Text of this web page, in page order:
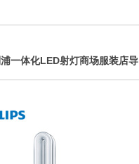
一体化LED射灯商场服装店导
灯明尚30W